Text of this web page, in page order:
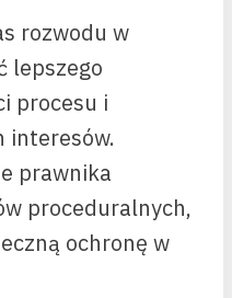
rozwodu w
lepszego
procesu i
interesów.
prawnika
proceduralnych,
ochronę w